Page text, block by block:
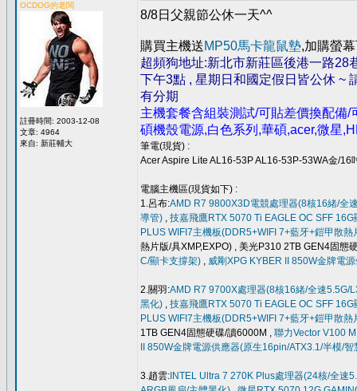
OCDOG的老闆
註冊時間: 2003-12-08
文章: 4964
來自: 新莊輔大
8/8日父親節公休一天^^
購買主機送MP50馬卡龍鼠墊,加購螢
超頻狗地址:新北市新莊區後港一路28
下午3點 , 星期日和國定假日皆公休 ~
有分期
主機套餐含組裝測試/可貼差價換配備
碩機殼電源,白色系列,華碩,acer,微星
筆電(現貨) :
Acer Aspire Lite AL16-53P AL16-53P-53WA金/
電腦主機區(現貨如下) :
1.呂布:AMD R7 9800X3D電競處理器(8核16緒/全
導管) , 技嘉飛鷹RTX 5070 Ti EAGLE OC SFF
PLUS WIFI7主機板(DDR5+WIFI 7+藍牙+鎧甲散
熱片版/具XMP,EXPO) , 美光P310 2TB GEN4固態
C/顯卡支撐架) , 威剛XPG KYBER II 850W金牌電
2.關羽:AMD R7 9700X處理器(8核16緒/全速5.5G/
黑化) , 技嘉飛鷹RTX 5070 Ti EAGLE OC SFF
PLUS WIFI7主機板(DDR5+WIFI 7+藍牙+鎧甲散
1TB GEN4固態硬碟/讀6000M , 聯力Vector V100
II 850W金牌電源供應器(原生16pin/ATX3.1/半模/
3.趙雲: INTEL Ultra 7 270K Plus處理器(24核/全速